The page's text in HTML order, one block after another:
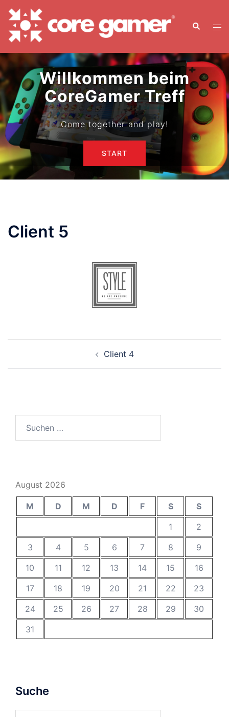
Zum
Inhalt
springen
Suche
Willkommen beim
CoreGamer Treff
Come together and play!
START
Client 5
Client 4
August 2026
M D M D F S
S
1
2
3
4 5 6 7 8
9
10
11 12 13 14 15
16
17
18 19 20 21 22
23
24
25 26 27 28 29
30
31
Suche